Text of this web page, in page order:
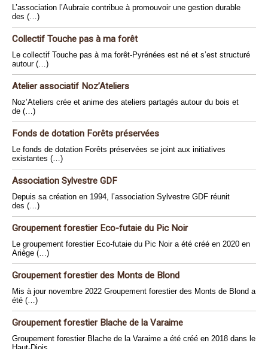
L’association l’Aubraie contribue à promouvoir une gestion durable
des (…)
Collectif Touche pas à ma forêt
Le collectif Touche pas à ma forêt-Pyrénées est né et s’est structuré
autour (…)
Atelier associatif Noz’Ateliers
Noz’Ateliers crée et anime des ateliers partagés autour du bois et
de (…)
Fonds de dotation Forêts préservées
Le fonds de dotation Forêts préservées se joint aux initiatives
existantes (…)
Association Sylvestre GDF
Depuis sa création en 1994, l’association Sylvestre GDF réunit
des (…)
Groupement forestier Eco-futaie du Pic Noir
Le groupement forestier Eco-futaie du Pic Noir a été créé en 2020 en
Ariège (…)
Groupement forestier des Monts de Blond
Mis à jour novembre 2022 Groupement forestier des Monts de Blond a
été (…)
Groupement forestier Blache de la Varaime
Groupement forestier Blache de la Varaime a été créé en 2018 dans le